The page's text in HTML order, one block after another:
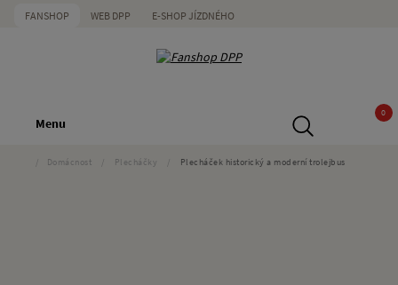
FANSHOP WEB DPP E-SHOP JÍZDNÉHO
Menu
0
Domácnost Plecháčky Plecháček historický a moderní trolejbus